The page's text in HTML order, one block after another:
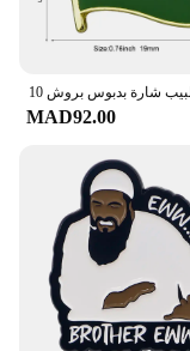
MAD92.00